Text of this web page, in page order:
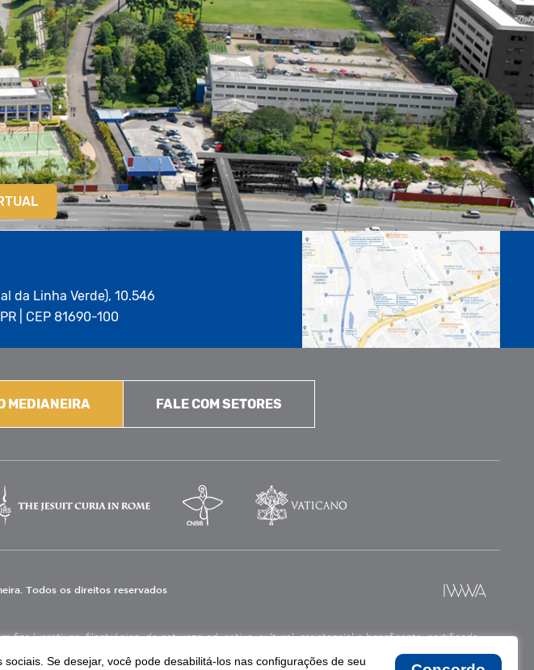
da Linha Verde), 10.546
| CEP 81690-100
MEDIANEIRA FALE COM SETORES
Todos os direitos reservados
lucrativos, filantrópica, de natureza educativa, cultural, assistencial e beneficente, certificada
Se desejar, você pode desabilitá-los nas configurações de seu